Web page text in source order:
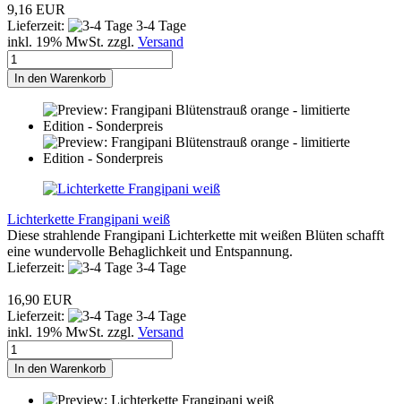
9,16 EUR
Lieferzeit:
3-4 Tage
inkl. 19% MwSt. zzgl. Versand
In den Warenkorb
Lichterkette Frangipani weiß
Diese strahlende Frangipani Lichterkette mit weißen Blüten schafft
eine wundervolle Behaglichkeit und Entspannung.
Lieferzeit:
3-4 Tage
16,90 EUR
Lieferzeit:
3-4 Tage
inkl. 19% MwSt. zzgl. Versand
In den Warenkorb